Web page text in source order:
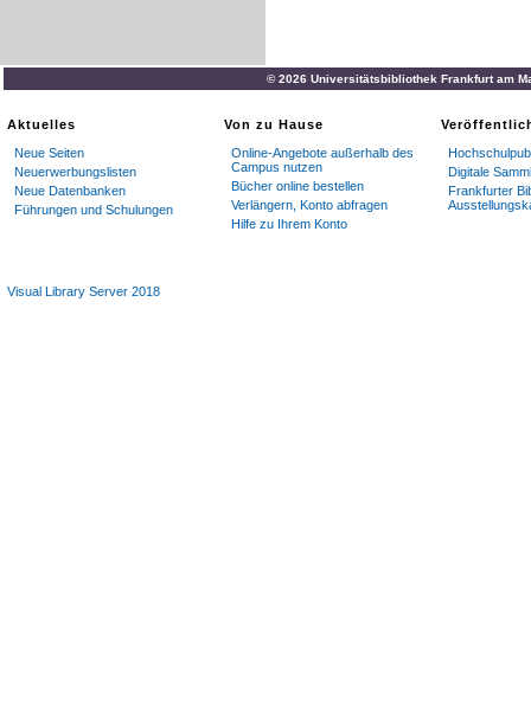
© 2026 Universitätsbibliothek Frankfurt am
Aktuelles
Neue Seiten
Neuerwerbungslisten
Neue Datenbanken
Führungen und Schulungen
Von zu Hause
Online-Angebote außerhalb des
Campus nutzen
Bücher online bestellen
Verlängern, Konto abfragen
Hilfe zu Ihrem Konto
Digitale
Frankfurter
Visual Library Server 2018